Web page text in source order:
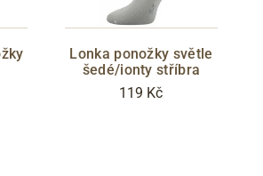
Lonka ponožky světle
šedé/ionty stříbra
119 Kč